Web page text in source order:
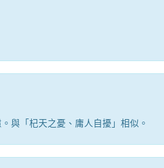
與「杞天之憂、庸人自擾」相似。